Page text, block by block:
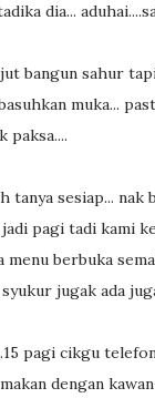
dia...
bangun sahur
muka...
paksa....
tanya sesiap... nak
jadi pagi tadi kami
menu berbuka
jugak ada
pagi cikgu
dengan